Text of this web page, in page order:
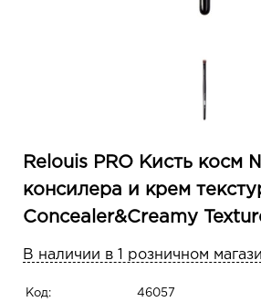
Relouis PRO Кисть косм
консилера и крем
Concealer&Сreamy
В наличии в 1 розничном
Код: 46057